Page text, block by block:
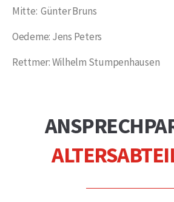
Mitte: Günter Bruns
Oedeme: Jens Peters
Rettmer: Wilhelm Stumpenhausen